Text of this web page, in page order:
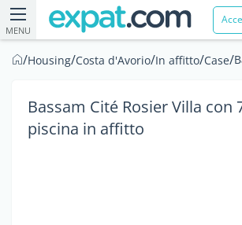
MENU
/Housing/Costa d'Avorio/In affitto/Case/
Bassam Cité Rosier Villa con
piscina in affitto